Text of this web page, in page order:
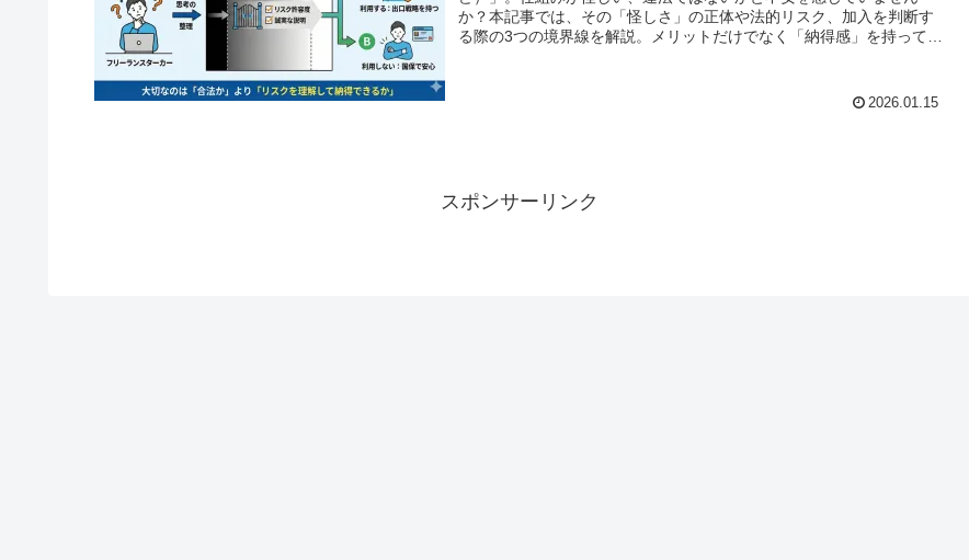
か？本記事では、その「怪しさ」の正体や法的リスク、加入を判断す
る際の3つの境界線を解説。メリットだけでなく「納得感」を持って選
2026.01.15
スポンサーリンク